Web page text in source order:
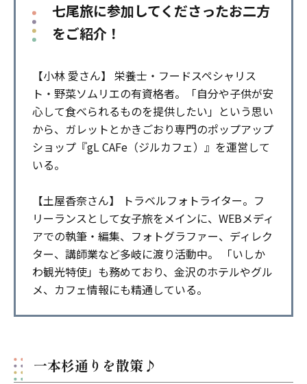
七尾旅に参加してくださったお二方
をご紹介！
【小林 愛さん】 栄養士・フードスペシャリス
ト・野菜ソムリエの有資格者。「自分や子供が安
心して食べられるものを提供したい」という思い
から、ガレットとかきごおり専門のポップアップ
ショップ『gL CAFe（ジルカフェ）』を運営して
いる。
【土屋香奈さん】 トラベルフォトライター。フ
リーランスとして女子旅をメインに、WEBメディ
アでの執筆・編集、フォトグラファー、ディレク
ター、講師業など多岐に渡り活動中。 「いしか
わ観光特使」も務めており、金沢のホテルやグル
メ、カフェ情報にも精通している。
一本杉通りを散策♪